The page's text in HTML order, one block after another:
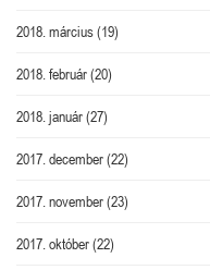
2018. március(19)
2018. február(20)
2018. január(27)
2017. december(22)
2017. november(23)
2017. október(22)